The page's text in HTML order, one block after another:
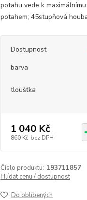
potahu vede k
potahem; 45stupňová
Dostupnost
barva
tloušťka
1 040 Kč
860 Kč bez DPH
Číslo produktu: 193711857
Hlídat cenu / dostupnost
Do oblíbených